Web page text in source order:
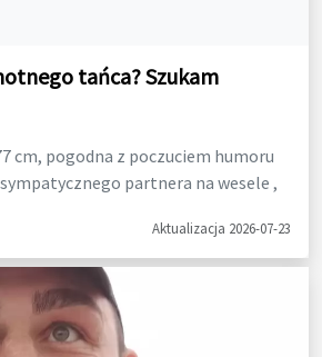
tańca? Szukam
cm, pogodna z poczuciem humoru
partnera na wesele ,
Aktualizacja 2026-07-23